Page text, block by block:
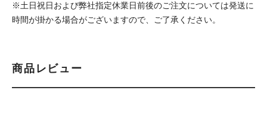
※土日祝日および弊社指定休業日前後のご注文については発送に
時間が掛かる場合がございますので、ご了承ください。
商品レビュー